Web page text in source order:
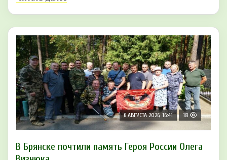
6 АВГУСТА 2026, 16:41 18
В Брянске почтили память Героя России Олега